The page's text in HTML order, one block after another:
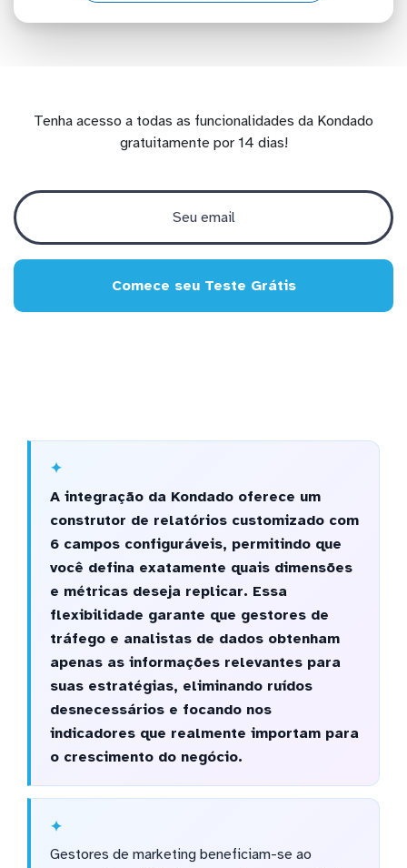
Tenha acesso a todas as funcionalidades da Kondado
gratuitamente por 14 dias!
Comece seu Teste Grátis
A integração da Kondado oferece um
construtor de relatórios customizado com
6 campos configuráveis, permitindo que
você defina exatamente quais dimensões
e métricas deseja replicar. Essa
flexibilidade garante que gestores de
tráfego e analistas de dados obtenham
apenas as informações relevantes para
suas estratégias, eliminando ruídos
desnecessários e focando nos
indicadores que realmente importam para
o crescimento do negócio.
Gestores de marketing beneficiam-se ao